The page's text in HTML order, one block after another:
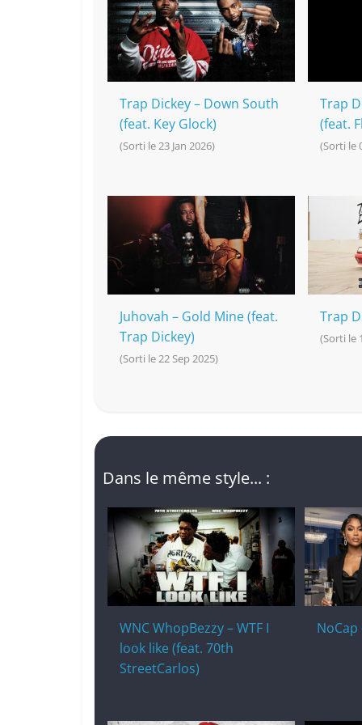
o
k
at p k
Trap Dickey – Down South
(feat. Key Glock)
(Sorti le 23 Jan 2026)
Trap
(feat.
(Sorti le
Juhovah – Gold Mine (feat.
Trap Dickey)
(Sorti le 22 Sep 2025)
Trap
(Sorti le
Dans le même style... :
WNC WhopBezzy – WTF I
look like (feat. 70th
StreetCarlos)
NoCap